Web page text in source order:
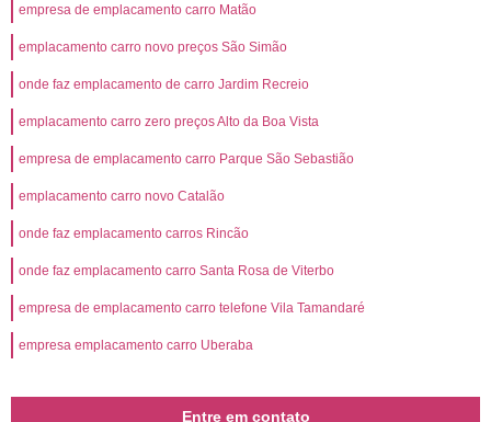
empresa de emplacamento carro Matão
emplacamento carro novo preços São Simão
onde faz emplacamento de carro Jardim Recreio
emplacamento carro zero preços Alto da Boa Vista
empresa de emplacamento carro Parque São Sebastião
emplacamento carro novo Catalão
onde faz emplacamento carros Rincão
onde faz emplacamento carro Santa Rosa de Viterbo
empresa de emplacamento carro telefone Vila Tamandaré
empresa emplacamento carro Uberaba
Entre em contato